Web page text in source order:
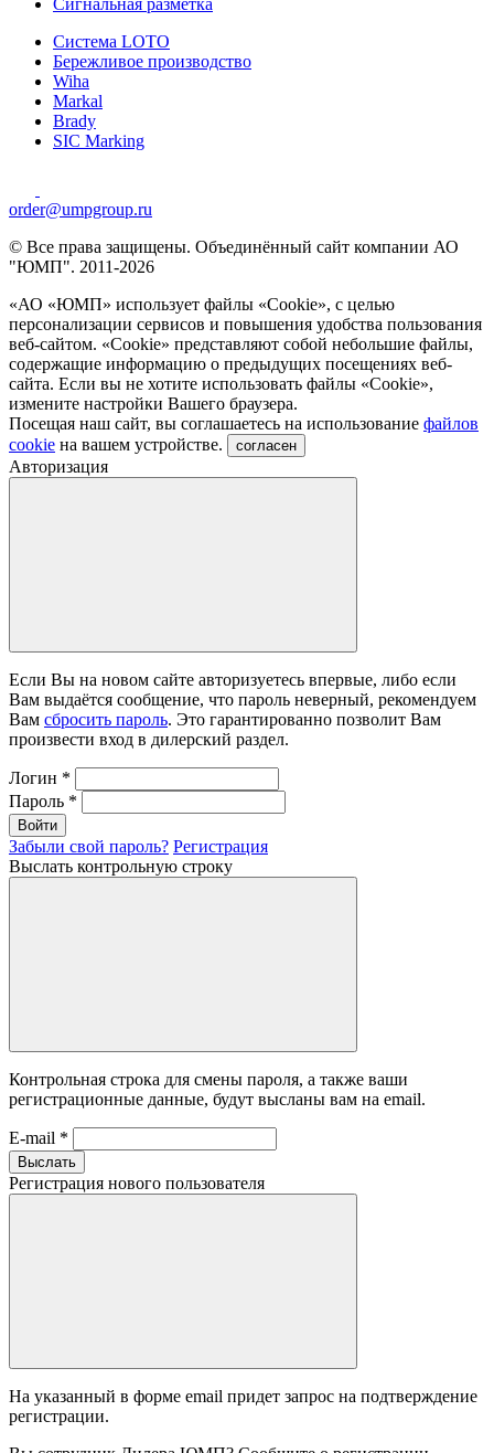
Система LOTO
Бережливое производство
Wiha
Markal
Brady
SIC Marking
order@umpgroup.ru
© Все права защищены. Объединённый сайт компании АО
"ЮМП". 2011-2026
«АО «ЮМП» использует файлы «Сookie», с целью
персонализации сервисов и повышения удобства пользования
веб-сайтом. «Cookie» представляют собой небольшие файлы,
содержащие информацию о предыдущих посещениях веб-
сайта. Если вы не хотите использовать файлы «Сookie»,
измените настройки Вашего браузера.
Посещая наш сайт, вы соглашаетесь на использование файлов
cookie на вашем устройстве. согласен
Авторизация
Если Вы на новом сайте авторизуетесь впервые, либо если
Вам выдаётся сообщение, что пароль неверный, рекомендуем
Вам сбросить пароль. Это гарантированно позволит Вам
произвести вход в дилерский раздел.
Логин *
Пароль *
Войти
Забыли свой пароль? Регистрация
Выслать контрольную строку
Контрольная строка для смены пароля, а также ваши
регистрационные данные, будут высланы вам на email.
E-mail *
Выслать
Регистрация нового пользователя
На указанный в форме email придет запрос на подтверждение
регистрации.